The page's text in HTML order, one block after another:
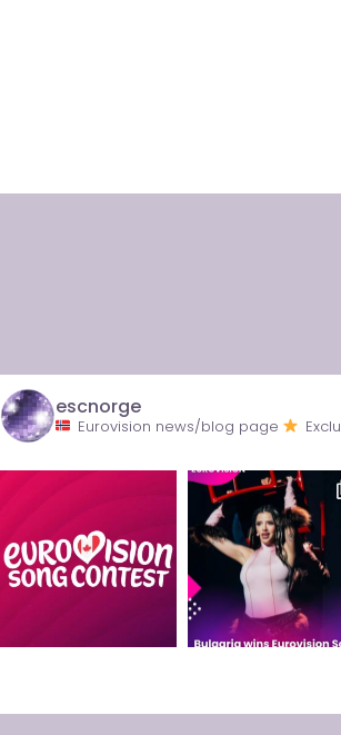
escnorge
Eurovision news/blog page